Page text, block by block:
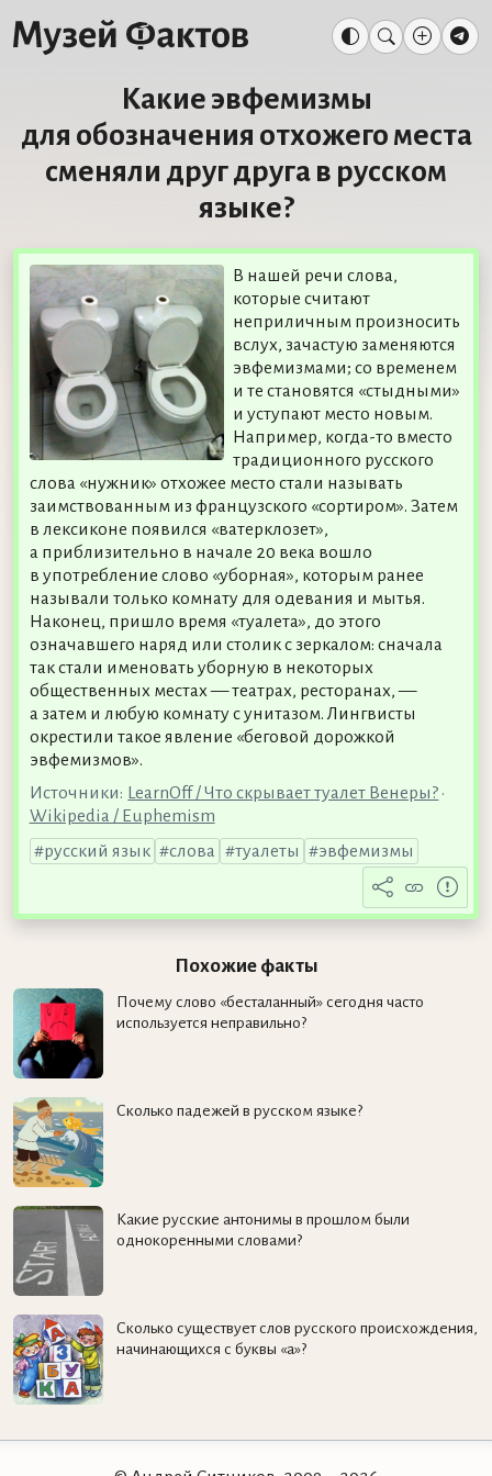
Какие эвфемизмы
для обозначения отхожего места
сменяли друг друга в русском
языке?
В нашей речи слова,
которые считают
неприличным произносить
вслух, зачастую заменяются
эвфемизмами; со временем
и те становятся «стыдными»
и уступают место новым.
Например, когда-то вместо
традиционного русского
слова «нужник» отхожее место стали называть
заимствованным из французского «сортиром». Затем
в лексиконе появился «ватерклозет»,
а приблизительно в начале 20 века вошло
в употребление слово «уборная», которым ранее
называли только комнату для одевания и мытья.
Наконец, пришло время «туалета», до этого
означавшего наряд или столик с зеркалом: сначала
так стали именовать уборную в некоторых
общественных местах — театрах, ресторанах, —
а затем и любую комнату с унитазом. Лингвисты
окрестили такое явление «беговой дорожкой
эвфемизмов».
Источники: LearnOff / Что скрывает туалет Венеры? •
Wikipedia / Euphemism
русский язык
слова туалеты эвфемизмы
Похожие факты
Почему слово «бесталанный» сегодня часто
используется неправильно?
Сколько падежей в русском языке?
Какие русские антонимы в прошлом были
однокоренными словами?
Сколько существует слов русского происхождения,
начинающихся с буквы «а»?